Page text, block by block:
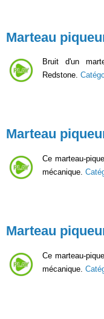
Marteau
Bruit d'un
Redstone.
Marteau
Ce marteau-
mécanique.
Marteau
Ce marteau-
mécanique.